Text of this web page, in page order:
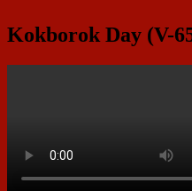
Kokborok Day (V-